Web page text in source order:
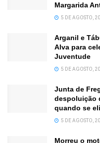
Margarida
5 DE AGOSTO,
Arganil e
Alva para
Juventude
5 DE AGOSTO,
Junta de
despoluição
quando se
5 DE AGOSTO,
Morreu o